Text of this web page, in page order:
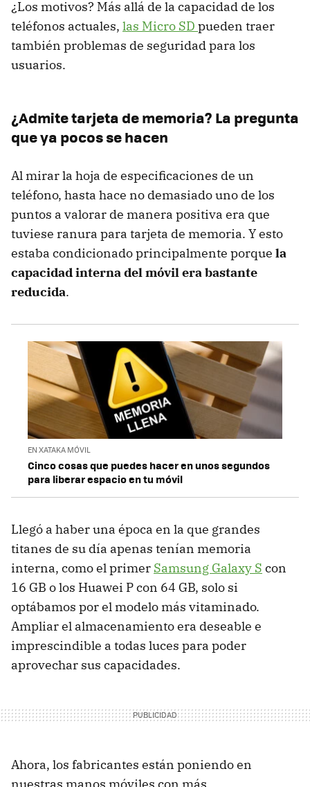
¿Los motivos? Más allá de la capacidad de los
teléfonos actuales, las Micro SD pueden traer
también problemas de seguridad para los
usuarios.
¿Admite tarjeta de memoria? La pregunta
que ya pocos se hacen
Al mirar la hoja de especificaciones de un
teléfono, hasta hace no demasiado uno de los
puntos a valorar de manera positiva era que
tuviese ranura para tarjeta de memoria. Y esto
estaba condicionado principalmente porque la
capacidad interna del móvil era bastante
reducida.
EN XATAKA MÓVIL
Cinco cosas que puedes hacer en unos segundos
para liberar espacio en tu móvil
Llegó a haber una época en la que grandes
titanes de su día apenas tenían memoria
interna, como el primer Samsung Galaxy S con
16 GB o los Huawei P con 64 GB, solo si
optábamos por el modelo más vitaminado.
Ampliar el almacenamiento era deseable e
imprescindible a todas luces para poder
aprovechar sus capacidades.
Ahora, los fabricantes están poniendo en